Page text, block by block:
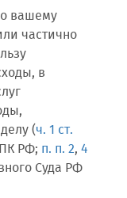
вашему
частично
в
(ч. 1 ст.
РФ; п. п. 2, 4
Суда РФ